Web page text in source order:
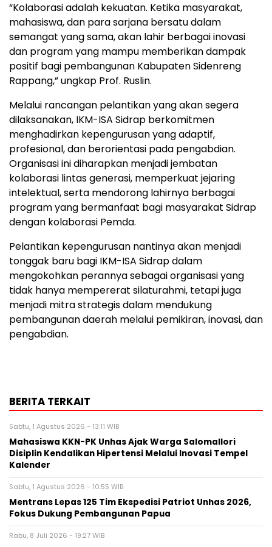
“Kolaborasi adalah kekuatan. Ketika masyarakat,
mahasiswa, dan para sarjana bersatu dalam
semangat yang sama, akan lahir berbagai inovasi
dan program yang mampu memberikan dampak
positif bagi pembangunan Kabupaten Sidenreng
Rappang,” ungkap Prof. Ruslin.
Melalui rancangan pelantikan yang akan segera
dilaksanakan, IKM-ISA Sidrap berkomitmen
menghadirkan kepengurusan yang adaptif,
profesional, dan berorientasi pada pengabdian.
Organisasi ini diharapkan menjadi jembatan
kolaborasi lintas generasi, memperkuat jejaring
intelektual, serta mendorong lahirnya berbagai
program yang bermanfaat bagi masyarakat Sidrap
dengan kolaborasi Pemda.
Pelantikan kepengurusan nantinya akan menjadi
tonggak baru bagi IKM-ISA Sidrap dalam
mengokohkan perannya sebagai organisasi yang
tidak hanya mempererat silaturahmi, tetapi juga
menjadi mitra strategis dalam mendukung
pembangunan daerah melalui pemikiran, inovasi, dan
pengabdian.
BERITA TERKAIT
Sabtu, 1 Agustus 2026 - 13:11 WIB
Mahasiswa KKN-PK Unhas Ajak Warga Salomallori
Disiplin Kendalikan Hipertensi Melalui Inovasi Tempel
Kalender
Sabtu, 1 Agustus 2026 - 10:55 WIB
Mentrans Lepas 125 Tim Ekspedisi Patriot Unhas 2026,
Fokus Dukung Pembangunan Papua
Rabu, 8 Juli 2026 - 19:27 WIB